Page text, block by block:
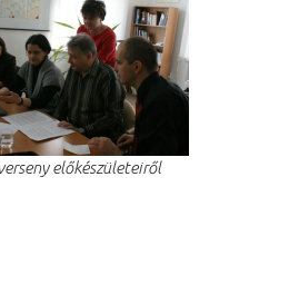
előkészületeiről